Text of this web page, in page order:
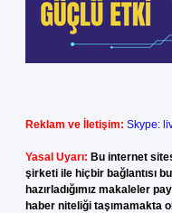
Reklam ve İletişim: Skype:
Yasal Uyarı: Bu internet
şirketi ile hiçbir bağlantısı
hazırladığımız makaleler
haber niteliği taşımamakta